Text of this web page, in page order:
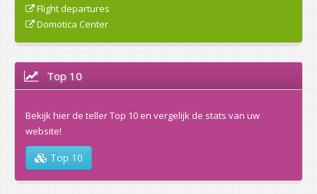
Flight departures
Domotica Center
Top 10
Bekijk hier de teller Top 10 en vergelijk de stats van uw
website!
Top 10